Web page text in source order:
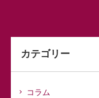
カテゴリー
コラム